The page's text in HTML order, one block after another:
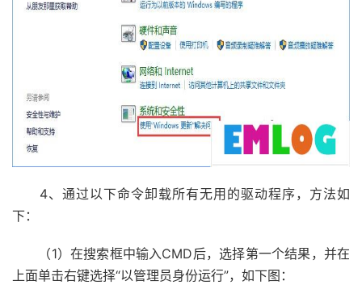
4、通过以下命令卸载所有无用的驱动程序，方法如
下：
（1）在搜索框中输入CMD后，选择第一个结果，并在
上面单击右键选择“以管理员身份运行”，如下图：